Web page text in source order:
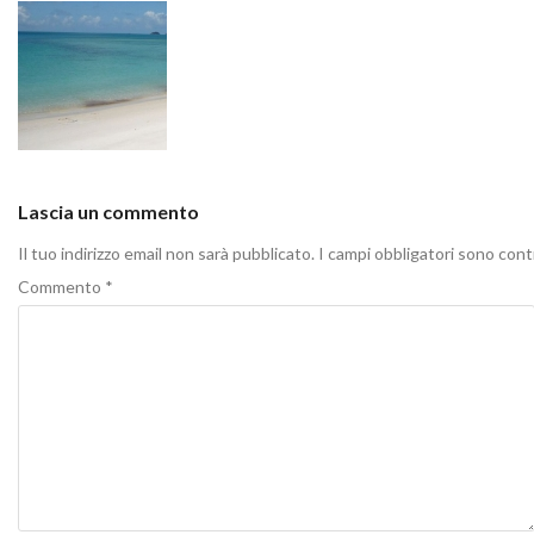
Lascia un commento
Il tuo indirizzo email non sarà pubblicato. I campi obbligatori sono
Commento *